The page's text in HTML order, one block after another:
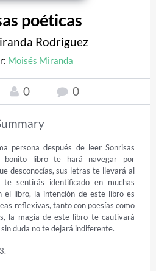
poéticas
Rodriguez
Moisés Miranda
0 0
persona después de leer Sonrisas
bonito libro te hará navegar por
desconocías, sus letras te llevará al
te sentirás identificado en muchas
el libro, la intención de este libro es
reflexivas, tanto con poesías como
la magia de este libro te cautivará
duda no te dejará indiferente.